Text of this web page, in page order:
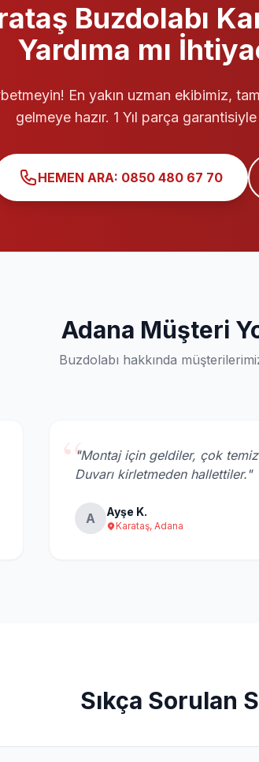
Buzdolabı
Yardıma mı
En yakın uzman ekibimiz,
gelmeye hazır. 1 Yıl parça
HEMEN ARA: 0850 480 67 70
Adana Müşteri
Buzdolabı hakkında
“"Montaj için geldiler, çok temiz
Duvarı kirletmeden hallettiler."
A Ayşe K.
Karataş, Adana
Sıkça Sorulan